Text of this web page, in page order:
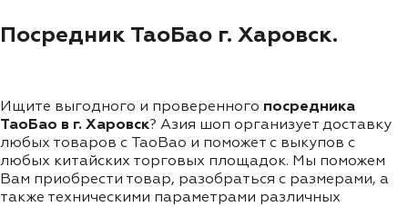
Посредник ТаоБао г. Харовск.
Ищите выгодного и проверенного посредника
ТаоБао в г. Харовск? Азия шоп организует доставку
любых товаров с TaoBao и поможет с выкупов с
любых китайских торговых площадок. Мы поможем
Вам приобрести товар, разобраться с размерами, а
также техническими параметрами различных